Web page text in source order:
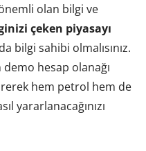
olan bilgi ve
çeken piyasayı
bilgi sahibi olmalısınız.
hesap olanağı
hem petrol hem de
yararlanacağınızı